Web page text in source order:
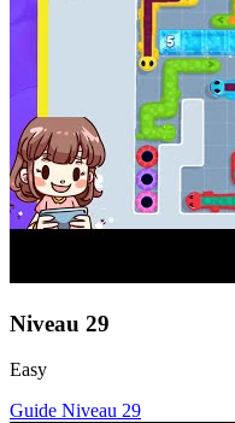
Niveau 29
Easy
Guide Niveau 29